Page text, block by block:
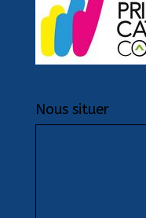
Nous situer